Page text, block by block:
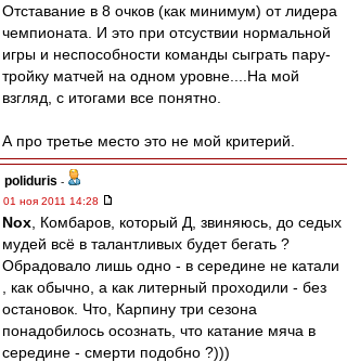
Отставание в 8 очков (как минимум) от лидера
чемпионата. И это при отсуствии нормальной
игры и неспособности команды сыграть пару-
тройку матчей на одном уровне....На мой
взгляд, с итогами все понятно.
А про третье место это не мой критерий.
poliduris -
01 ноя 2011 14:28
Nox , Комбаров, который Д, звиняюсь, до седых
мудей всё в талантливых будет бегать ?
Обрадовало лишь одно - в середине не катали
, как обычно, а как литерный проходили - без
остановок. Что, Карпину три сезона
понадобилось осознать, что катание мяча в
середине - смерти подобно ?)))